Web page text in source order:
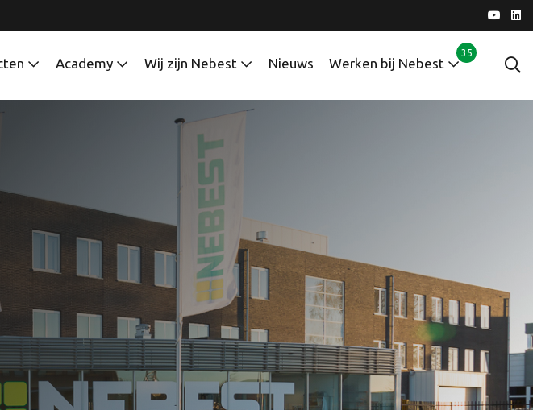
35
Academy Wij zijn Nebest Nieuws Werken bij Nebest